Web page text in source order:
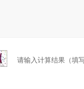
请输入计算结果（填